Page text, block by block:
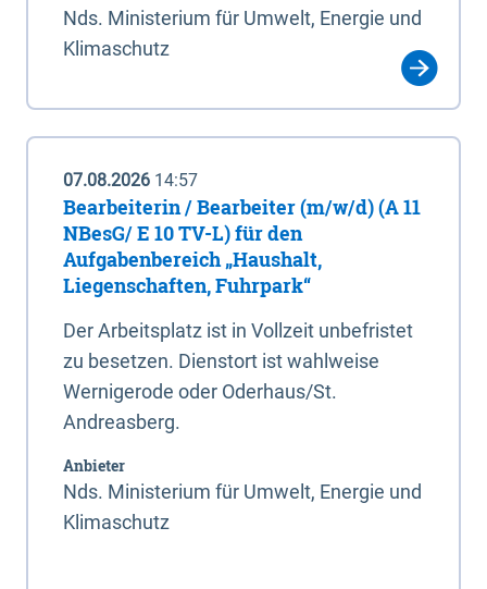
Nds. Ministerium für Umwelt, Energie und
Klimaschutz
07.08.2026 14:57
Bearbeiterin / Bearbeiter (m/w/d) (A 11
NBesG/ E 10 TV-L) für den
Aufgabenbereich „Haushalt,
Liegenschaften, Fuhrpark“
Der Arbeitsplatz ist in Vollzeit unbefristet
zu besetzen. Dienstort ist wahlweise
Wernigerode oder Oderhaus/St.
Andreasberg.
Anbieter
Nds. Ministerium für Umwelt, Energie und
Klimaschutz